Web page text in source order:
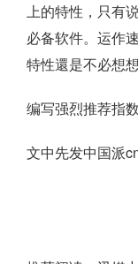
上的特性，只有
必备软件。运作
特性還是不必想
编写强烈推荐
文中先发中国派